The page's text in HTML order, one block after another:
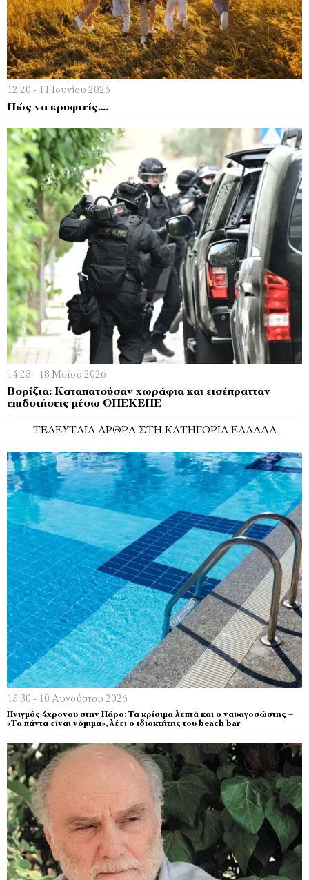
12:20 - 11 Ιουνίου 2026
Πώς να κρυφτείς….
14:23 - 18 Μαΐου 2026
Βορίζια: Καταπατούσαν χωράφια και εισέπρατταν
επιδοτήσεις μέσω ΟΠΕΚΕΠΕ
ΤΕΛΕΥΤΑΊΑ ΆΡΘΡΑ ΣΤΗ ΚΑΤΗΓΟΡΊΑ ΕΛΛΆΔΑ
15:30 - 10 Αυγούστου 2026
Πνιγμός 4χρονου στην Πάρο: Τα κρίσιμα λεπτά και ο ναυαγοσώστης –
«Τα πάντα είναι νόμιμα», λέει ο ιδιοκτήτης του beach bar